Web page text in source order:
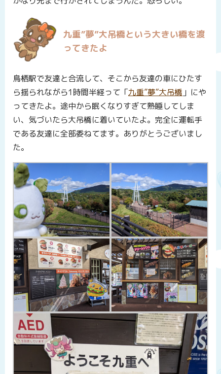
九重”夢”大吊橋という大きい橋を渡
ってきたよ
鳥栖駅で友達と合流して、そこから友達の車にひたす
ら揺られながら1時間半経って「九重”夢”大吊橋 」にや
ってきたよ。途中から眠くなりすぎて熟睡してしま
い、気づいたら大吊橋に着いていたよ。完全に運転手
である友達に全部委ねてます。ありがとうございまし
た。